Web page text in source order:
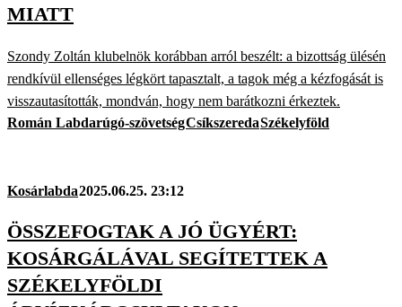
MIATT
Szondy Zoltán klubelnök korábban arról beszélt: a bizottság ülésén
rendkívül ellenséges légkört tapasztalt, a tagok még a kézfogását is
visszautasították, mondván, hogy nem barátkozni érkeztek.
Román Labdarúgó-szövetségCsíkszeredaSzékelyföld
Kosárlabda2025.06.25. 23:12
ÖSSZEFOGTAK A JÓ ÜGYÉRT:
KOSÁRGÁLÁVAL SEGÍTETTEK A
SZÉKELYFÖLDI